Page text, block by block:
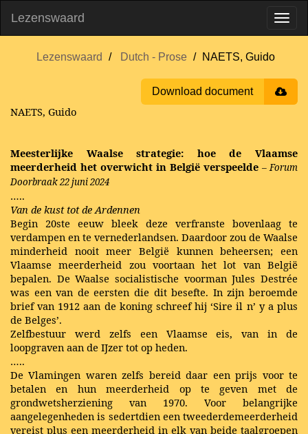
Lezenswaard
Lezenswaard Dutch - Prose NAETS, Guido
Download document
NAETS, Guido
Meesterlijke Waalse strategie: hoe de Vlaamse
meerderheid het overwicht in België verspeelde – Forum
Doorbraak 22 juni 2024
…..
Van de kust tot de Ardennen
Begin 20ste eeuw bleek deze verfranste bovenlaag te
verdampen en te vernederlandsen. Daardoor zou de Waalse
minderheid nooit meer België kunnen beheersen; een
Vlaamse meerderheid zou voortaan het lot van België
bepalen. De Waalse socialistische voorman Jules Destrée
was een van de eersten die dit besefte. In zijn beroemde
brief van 1912 aan de koning schreef hij ‘Sire il n’ y a plus
de Belges’.
Zelfbestuur werd zelfs een Vlaamse eis, van in de
loopgraven aan de IJzer tot op heden.
…..
De Vlamingen waren zelfs bereid daar een prijs voor te
betalen en hun meerderheid op te geven met de
grondwetsherziening van 1970. Voor belangrijke
aangelegenheden is sedertdien een tweederdemeerderheid
vereist plus een meerderheid in elk van beide taalgroepen